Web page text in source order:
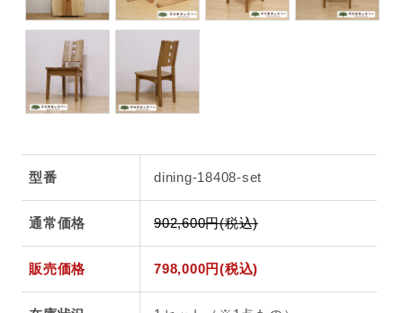
型番 dining-18408-set
通常価格 902,600円(税込)
販売価格 798,000円(税込)